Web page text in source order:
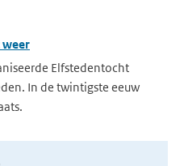
Elfstedentocht
In de twintigste eeuw